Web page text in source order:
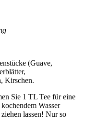
(Guave,
Kirschen.
Sie 1 TL Tee für eine
Wasser
lassen! Nur so